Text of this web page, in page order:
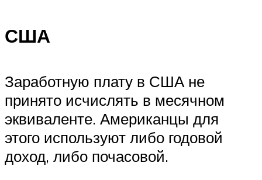
США
Заработную плату в США не
принято исчислять в месячном
эквиваленте. Американцы для
этого используют либо годовой
доход, либо почасовой.